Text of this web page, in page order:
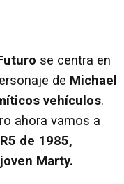
se centra en
de Michael
vehículos.
ahora vamos a
de 1985,
Marty.